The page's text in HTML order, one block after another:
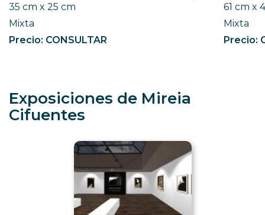
35 cm x 25 cm
Mixta
Precio: CONSULTAR
61 cm x
Mixta
Precio:
Exposiciones de Mireia
Cifuentes